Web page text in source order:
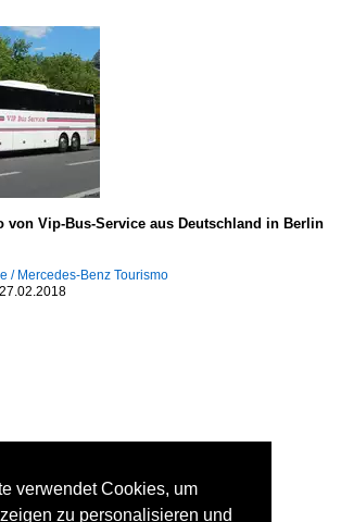
von Vip-Bus-Service aus Deutschland in Berlin
/ Mercedes-Benz Tourismo
verwendet Cookies, um
zu personalisieren und